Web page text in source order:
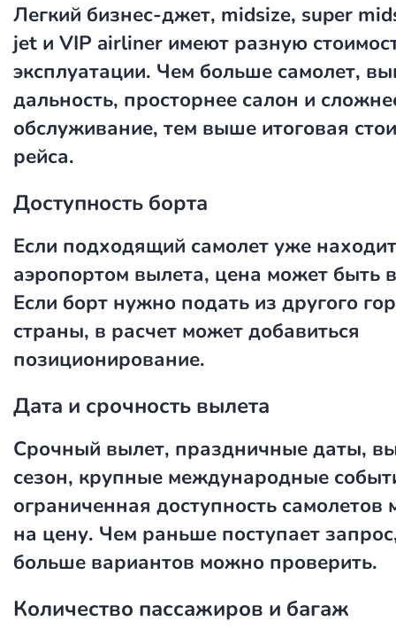
Легкий бизнес-джет, midsize, super
jet и VIP airliner имеют разную
эксплуатации. Чем больше самолет,
дальность, просторнее салон и
обслуживание, тем выше итоговая
рейса.
Доступность борта
Если подходящий самолет уже
аэропортом вылета, цена может быть
Если борт нужно подать из другого
страны, в расчет может добавиться
позиционирование.
Дата и срочность вылета
Срочный вылет, праздничные даты,
сезон, крупные международные
ограниченная доступность самолетов
на цену. Чем раньше поступает
больше вариантов можно проверить.
Количество пассажиров и багаж